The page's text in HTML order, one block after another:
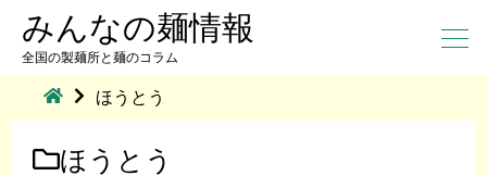
みんなの麺情報
全国の製麺所と麺のコラム
ほうとう
ほうとう